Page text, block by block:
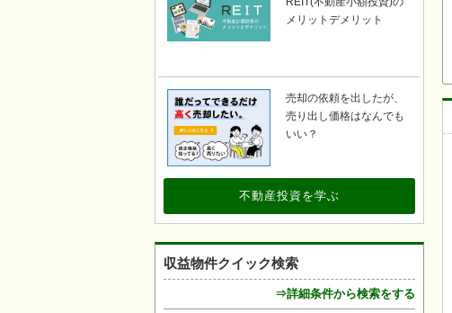
メリットデメリット
売却の依頼を出したが、
売り出し価格はなんでも
いい？
不動産投資を学ぶ
収益物件クイック検索
⇒詳細条件から検索をする